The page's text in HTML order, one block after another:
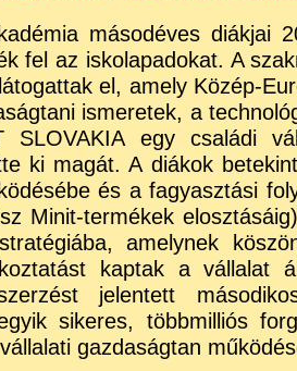
másodéves diákjai
fel az iskolapadokat. A
el, amely Közép-
ismeretek, a
SLOVAKIA egy családi
ki magát. A diákok
és a fagyasztási
Minit-termékek
amelynek
kaptak a vállalat
jelentett
sikeres, többmilliós
gazdaságtan